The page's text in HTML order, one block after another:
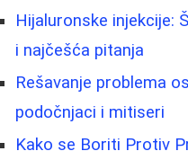
Hijaluronske injekcije:
i najčešća pitanja
Rešavanje problema
podočnjaci i mitiseri
Kako se Boriti Protiv